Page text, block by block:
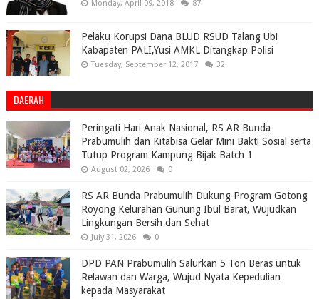
Monday, April 09, 2018 87
Pelaku Korupsi Dana BLUD RSUD Talang Ubi
Kabapaten PALI,Yusi AMKL Ditangkap Polisi
Tuesday, September 12, 2017 32
DAERAH
Peringati Hari Anak Nasional, RS AR Bunda
Prabumulih dan Kitabisa Gelar Mini Bakti Sosial serta
Tutup Program Kampung Bijak Batch 1
August 02, 2026 0
RS AR Bunda Prabumulih Dukung Program Gotong
Royong Kelurahan Gunung Ibul Barat, Wujudkan
Lingkungan Bersih dan Sehat
July 31, 2026 0
DPD PAN Prabumulih Salurkan 5 Ton Beras untuk
Relawan dan Warga, Wujud Nyata Kepedulian
kepada Masyarakat